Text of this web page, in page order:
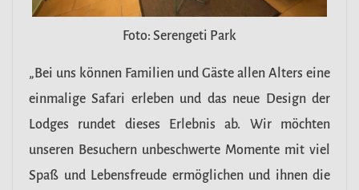
Foto: Serengeti Park
„Bei uns können Familien und Gäste allen Alters eine
einmalige Safari erleben und das neue Design der
Lodges rundet dieses Erlebnis ab. Wir möchten
unseren Besuchern unbeschwerte Momente mit viel
Spaß und Lebensfreude ermöglichen und ihnen die